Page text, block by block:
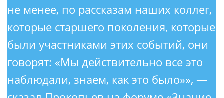
не менее, по рассказам наших коллег,
которые старшего поколения, которые
были участниками этих событий, они
говорят: «Мы действительно все это
наблюдали, знаем, как это было»», —